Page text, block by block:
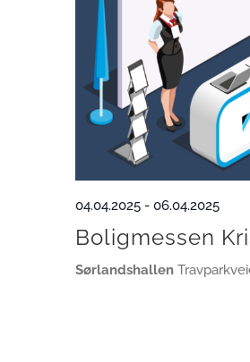
04.04.2025 - 06.04.2025
Boligmessen
Sørlandshallen